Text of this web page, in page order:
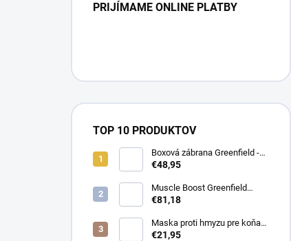
PRIJÍMAME ONLINE PLATBY
TOP 10 PRODUKTOV
Boxová zábrana Greenfield -
modrá/modrá -
€48,95
Muscle Boost Greenfield
Equine 1,5 kg – DUO PACK
€81,18
Maska proti hmyzu pre koňa
strečová Waldhausen s
€21,95